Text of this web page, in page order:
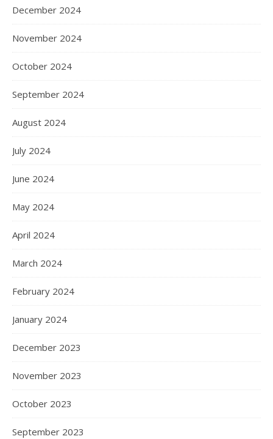
December 2024
November 2024
October 2024
September 2024
August 2024
July 2024
June 2024
May 2024
April 2024
March 2024
February 2024
January 2024
December 2023
November 2023
October 2023
September 2023